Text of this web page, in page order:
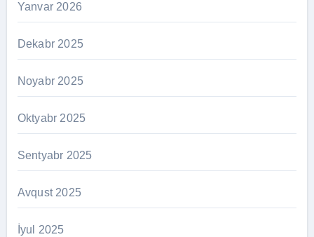
Yanvar 2026
Dekabr 2025
Noyabr 2025
Oktyabr 2025
Sentyabr 2025
Avqust 2025
İyul 2025